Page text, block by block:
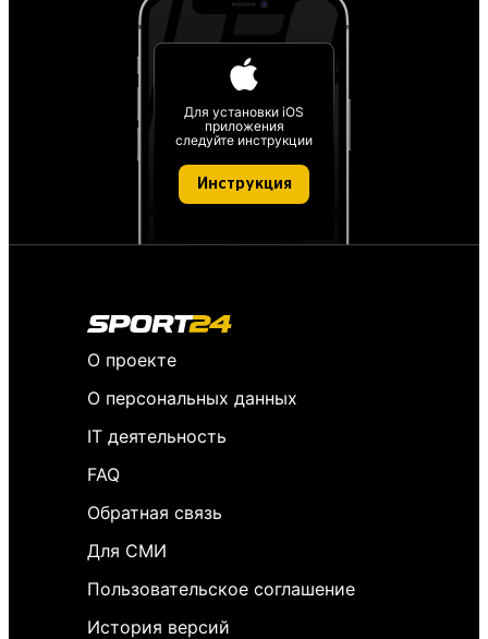
Для установки iOS
приложения
следуйте инструкции
Инструкция
О проекте
О персональных данных
IT деятельность
FAQ
Обратная связь
Для СМИ
Пользовательское соглашение
История версий